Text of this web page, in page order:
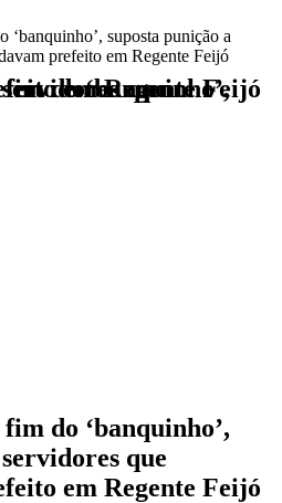
‘banquinho’, suposta punição a
prefeito em Regente Feijó
a servidores que desagradavam prefeito em Regente Feijó
do ‘banquinho’,
que
em Regente Feijó